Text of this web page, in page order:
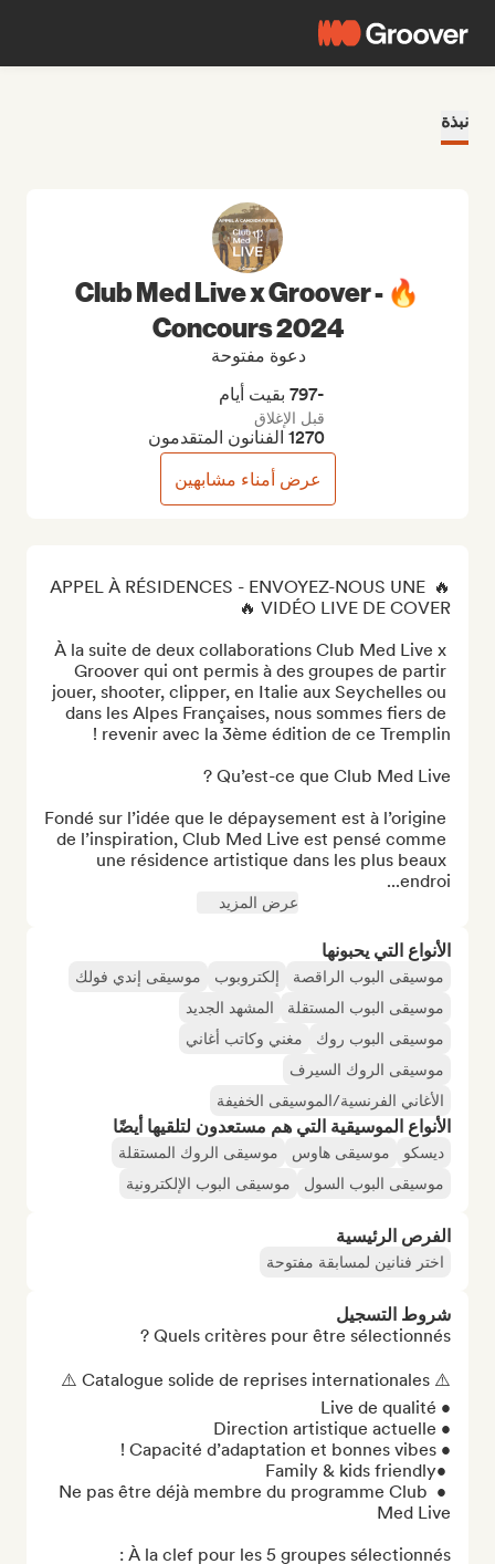
نبذة
🔥 APPEL À RÉSIDENCES - ENVOYEZ-NOUS UNE
À la suite de deux collaborations Club Med Live x
Groover qui ont permis à des groupes de partir
jouer, shooter, clipper, en Italie aux Seychelles ou
dans les Alpes Françaises, nous sommes fiers de
Fondé sur l’idée que le dépaysement est à l’origine
de l’inspiration, Club Med Live est pensé comme
une résidence artistique dans les plus beaux
endroi...
عرض المزيد
الأنواع التي يحبونها
موسيقى البوب الراقصة إلكتروبوب
موسيقى إندي فولك
موسيقى البوب المستقلة
المشهد الجديد
موسيقى البوب روك
مغني وكاتب أغاني
موسيقى الروك السيرف
الأغاني الفرنسية/الموسيقى الخفيفة
الأنواع الموسيقية التي هم مستعدون لتلقيها أيضًا
ديسكو موسيقى هاوس
موسيقى الروك المستقلة
موسيقى البوب السول
موسيقى البوب الإلكترونية
الفرص الرئيسية
اختر فنانين لمسابقة مفتوحة
شروط التسجيل
• Ne pas être déjà membre du programme Club
🔥 Club Med Live x Groover -
Concours 2024
دعوة مفتوحة
-797 بقيت أيام
قبل الإغلاق
1270 الفنانون المتقدمون
عرض أمناء مشابهين